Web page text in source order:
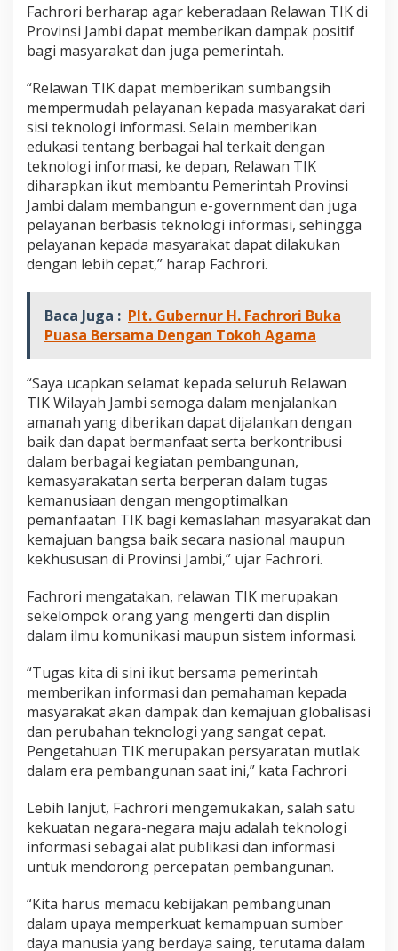
Fachrori berharap agar keberadaan Relawan TIK di
Provinsi Jambi dapat memberikan dampak positif
bagi masyarakat dan juga pemerintah.
“Relawan TIK dapat memberikan sumbangsih
mempermudah pelayanan kepada masyarakat dari
sisi teknologi informasi. Selain memberikan
edukasi tentang berbagai hal terkait dengan
teknologi informasi, ke depan, Relawan TIK
diharapkan ikut membantu Pemerintah Provinsi
Jambi dalam membangun e-government dan juga
pelayanan berbasis teknologi informasi, sehingga
pelayanan kepada masyarakat dapat dilakukan
dengan lebih cepat,” harap Fachrori.
Baca Juga : Plt. Gubernur H. Fachrori Buka
Puasa Bersama Dengan Tokoh Agama
“Saya ucapkan selamat kepada seluruh Relawan
TIK Wilayah Jambi semoga dalam menjalankan
amanah yang diberikan dapat dijalankan dengan
baik dan dapat bermanfaat serta berkontribusi
dalam berbagai kegiatan pembangunan,
kemasyarakatan serta berperan dalam tugas
kemanusiaan dengan mengoptimalkan
pemanfaatan TIK bagi kemaslahan masyarakat dan
kemajuan bangsa baik secara nasional maupun
kekhususan di Provinsi Jambi,” ujar Fachrori.
Fachrori mengatakan, relawan TIK merupakan
sekelompok orang yang mengerti dan displin
dalam ilmu komunikasi maupun sistem informasi.
“Tugas kita di sini ikut bersama pemerintah
memberikan informasi dan pemahaman kepada
masyarakat akan dampak dan kemajuan globalisasi
dan perubahan teknologi yang sangat cepat.
Pengetahuan TIK merupakan persyaratan mutlak
dalam era pembangunan saat ini,” kata Fachrori
Lebih lanjut, Fachrori mengemukakan, salah satu
kekuatan negara-negara maju adalah teknologi
informasi sebagai alat publikasi dan informasi
untuk mendorong percepatan pembangunan.
“Kita harus memacu kebijakan pembangunan
dalam upaya memperkuat kemampuan sumber
daya manusia yang berdaya saing, terutama dalam